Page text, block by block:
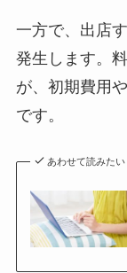
一方で、出店
発生します。
が、初期費用
です。
あわせて読みたい